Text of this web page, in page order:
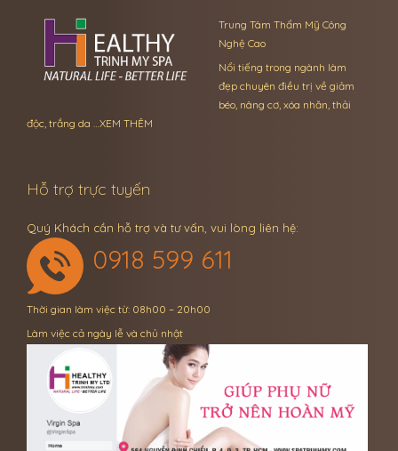
Trung Tâm Thẩm Mỹ Công
Nghệ Cao
Nổi tiếng trong ngành làm
đẹp chuyên điều trị về giảm
béo, nâng cơ, xóa nhăn, thải
độc, trắng da … XEM THÊM
Hỗ trợ trực tuyến
Quý Khách cần hỗ trợ và tư vấn, vui lòng liên hệ:
0918 599 611
Thời gian làm việc từ: 08h00 – 20h00
Làm việc cả ngày lễ và chủ nhật